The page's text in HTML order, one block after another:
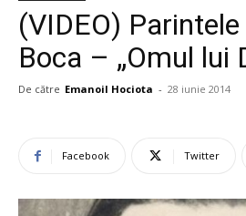
(VIDEO)
Boca – „Omul lui
De către Emanoil Hociota - 28 iunie 2014
Facebook Twitter